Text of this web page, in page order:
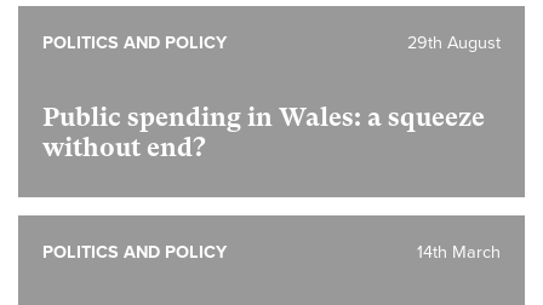
Public spending in Wales: a squeeze
without end?
29th August
POLITICS AND POLICY
14th March
POLITICS AND POLICY